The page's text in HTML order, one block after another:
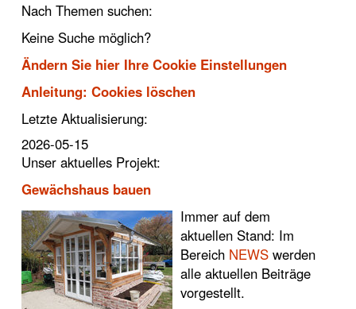
Nach Themen suchen:
Keine Suche möglich?
Ändern Sie hier Ihre Cookie Einstellungen
Anleitung: Cookies löschen
Letzte Aktualisierung:
2026-05-15
Unser aktuelles Projekt:
Gewächshaus bauen
Immer auf dem
aktuellen Stand: Im
Bereich NEWS werden
alle aktuellen Beiträge
vorgestellt.